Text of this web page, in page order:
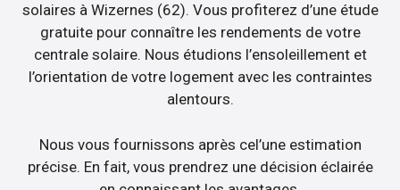
solaires à Wizernes (62). Vous profiterez d’une étude
gratuite pour connaître les rendements de votre
centrale solaire. Nous étudions l’ensoleillement et
l’orientation de votre logement avec les contraintes
alentours.
Nous vous fournissons après cel’une estimation
précise. En fait, vous prendrez une décision éclairée